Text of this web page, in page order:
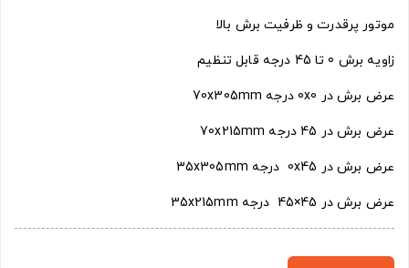
موتور پرقدرت و ظرفیت برش بالا
زاویه برش 0 تا 45 درجه قابل تنظیم
عرض برش در 0x0 درجه 70x305mm
عرض برش در 45 درجه 70x215mm
عرض برش در 0x45 درجه 35x305mm
عرض برش در 45×45 درجه 35x215mm